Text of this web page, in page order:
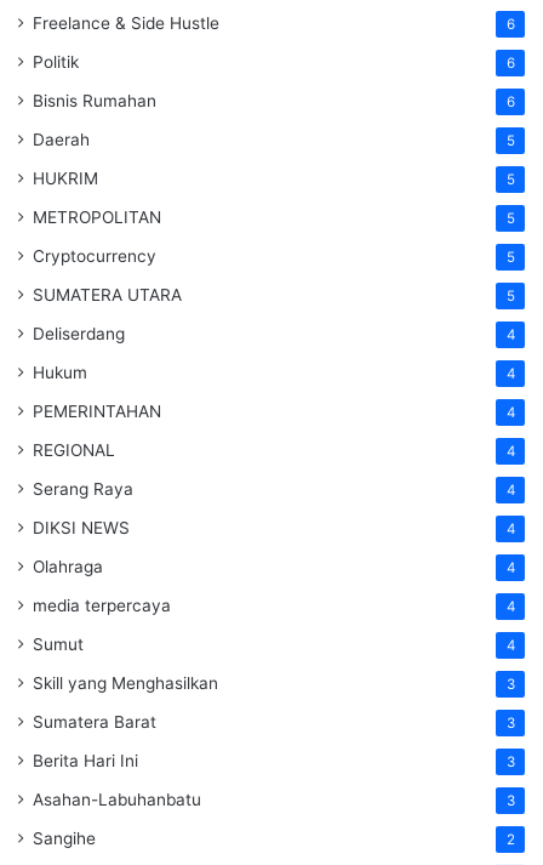
Freelance & Side Hustle 6
Politik 6
Bisnis Rumahan 6
Daerah 5
HUKRIM 5
METROPOLITAN 5
Cryptocurrency 5
SUMATERA UTARA 5
Deliserdang 4
Hukum 4
PEMERINTAHAN 4
REGIONAL 4
Serang Raya 4
DIKSI NEWS 4
Olahraga 4
media terpercaya 4
Sumut 4
Skill yang Menghasilkan 3
Sumatera Barat 3
Berita Hari Ini 3
Asahan-Labuhanbatu 3
Sangihe 2